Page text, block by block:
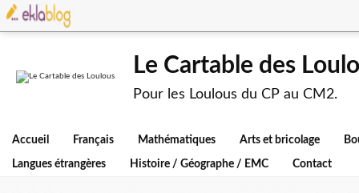
Le Cartable des
Pour les Loulous du CP au CM2.
Accueil Français Mathématiques Arts et bricolage
Langues étrangères Histoire / Géographe / EMC Contact